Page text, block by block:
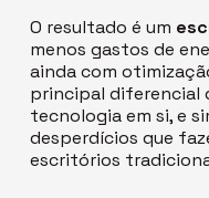
O resultado é um
menos gastos de
ainda com
principal diferencial
tecnologia em si, e
desperdícios que
escritórios